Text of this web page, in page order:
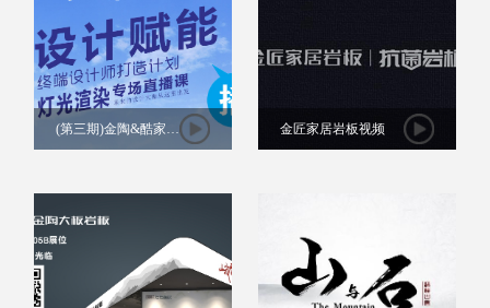
(第三期)金陶&酷家乐
软件灯光渲染专场培
金匠家居岩板视频